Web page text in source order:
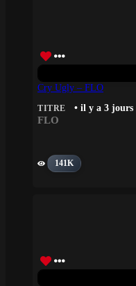
Cry Ugly – FLO
TITRE • il y a 3 jours
FLO
141K